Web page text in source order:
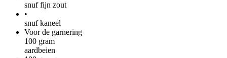
snuf fijn zout
•
snuf kaneel
Voor de garnering
100 gram
aardbeien